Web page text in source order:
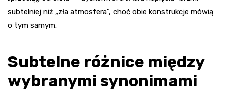
subtelniej niż „zła atmosfera”, choć obie konstrukcje mówią
o tym samym.
Subtelne różnice między
wybranymi synonimami